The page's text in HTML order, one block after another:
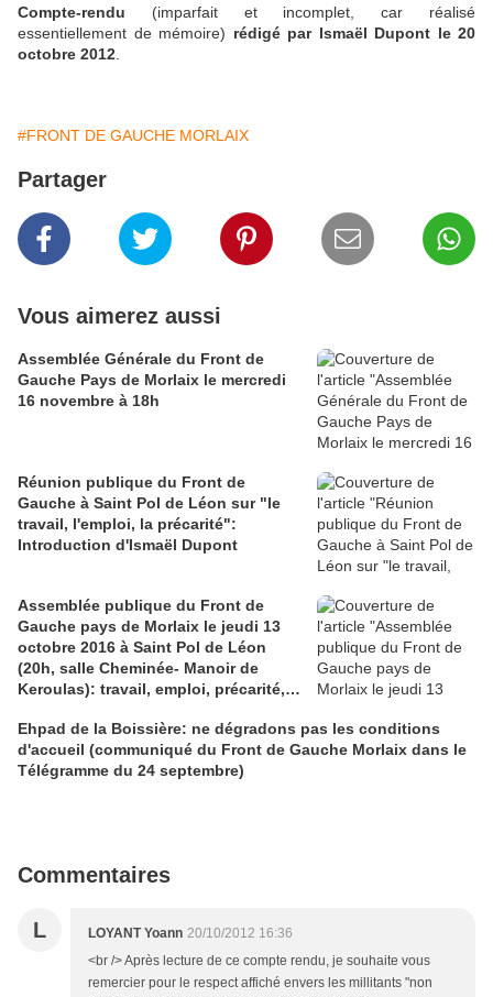
Compte-rendu (imparfait et incomplet, car réalisé
essentiellement de mémoire) rédigé par Ismaël Dupont le 20
octobre 2012
#FRONT DE GAUCHE MORLAIX
Partager
Vous aimerez aussi
Assemblée Générale du Front de
Gauche Pays de Morlaix le mercredi
16 novembre à 18h
Réunion publique du Front de
Gauche à Saint Pol de Léon sur "le
travail, l'emploi, la précarité":
Introduction d'Ismaël Dupont
Assemblée publique du Front de
Gauche pays de Morlaix le jeudi 13
octobre 2016 à Saint Pol de Léon
(20h, salle Cheminée- Manoir de
Keroulas): travail, emploi, précarité,
perspectives et propositions?
Ehpad de la Boissière: ne dégradons pas les conditions
d'accueil (communiqué du Front de Gauche Morlaix dans le
Télégramme du 24 septembre)
Commentaires
L LOYANT Yoann 20/10/2012 16:36
<br /> Après lecture de ce compte rendu, je souhaite vous
remercier pour le respect affiché envers les millitants "non